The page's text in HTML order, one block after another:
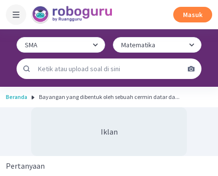
Masuk
Beranda Bayangan yang dibentuk oleh sebuah cermin datar da...
Iklan
Pertanyaan